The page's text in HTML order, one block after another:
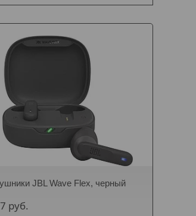
JBL Wave Flex, черный
руб.